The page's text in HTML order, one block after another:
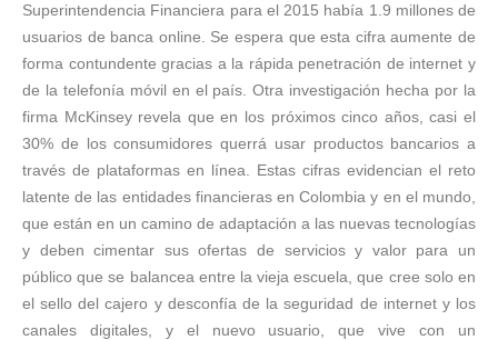
Superintendencia Financiera para el 2015 había 1.9 millones de
usuarios de banca online. Se espera que esta cifra aumente de
forma contundente gracias a la rápida penetración de internet y
de la telefonía móvil en el país. Otra investigación hecha por la
firma McKinsey revela que en los próximos cinco años, casi el
30% de los consumidores querrá usar productos bancarios a
través de plataformas en línea. Estas cifras evidencian el reto
latente de las entidades financieras en Colombia y en el mundo,
que están en un camino de adaptación a las nuevas tecnologías
y deben cimentar sus ofertas de servicios y valor para un
público que se balancea entre la vieja escuela, que cree solo en
el sello del cajero y desconfía de la seguridad de internet y los
canales digitales, y el nuevo usuario, que vive con un